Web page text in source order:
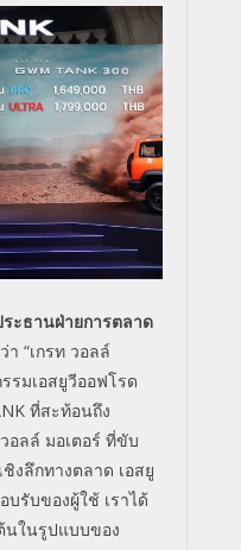
ะธานฝ่ายการตลาด
า “เกรท วอลล์
รมเอสยูวีออฟโรด
ที่สะท้อนถึง
อลล์ มอเตอร์ ที่ขับ
งลึกทางตลาด เอสยู
บรับของผู้ใช้ เราได้
นในรูปแบบของ